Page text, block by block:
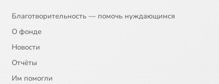
Благотворительность — помочь нуждающимся
О фонде
Новости
Отчёты
Им помогли